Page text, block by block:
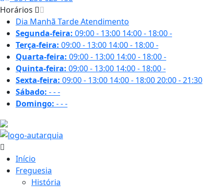
Horários
Dia Manhã TardeAtendimento
Segunda-feira: 09:00 - 13:00 14:00 - 18:00-
Terça-feira: 09:00 - 13:00 14:00 - 18:00-
Quarta-feira: 09:00 - 13:00 14:00 - 18:00-
Quinta-feira: 09:00 - 13:00 14:00 - 18:00-
Sexta-feira: 09:00 - 13:00 14:00 - 18:0020:00 - 21:30
Sábado: ---
Domingo: ---
Início
Freguesia
História